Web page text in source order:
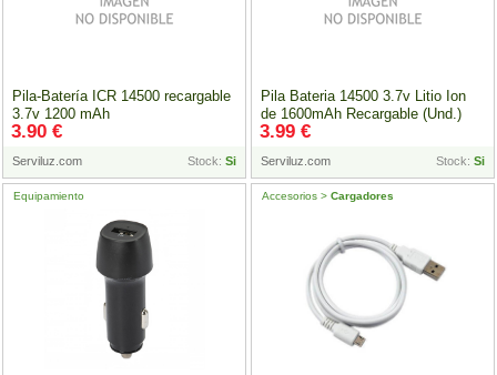
Pila-Batería ICR 14500 recargable
3.7v 1200 mAh
Serviluz.com Stock: Si
3.90 €
Pila Bateria 14500 3.7v Litio Ion
de 1600mAh Recargable (Und.)
Serviluz.com Stock: Si
3.99 €
Equipamiento Accesorios > Cargadores